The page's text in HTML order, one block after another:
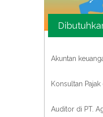
Akuntan
Konsultan
Auditor di PT.